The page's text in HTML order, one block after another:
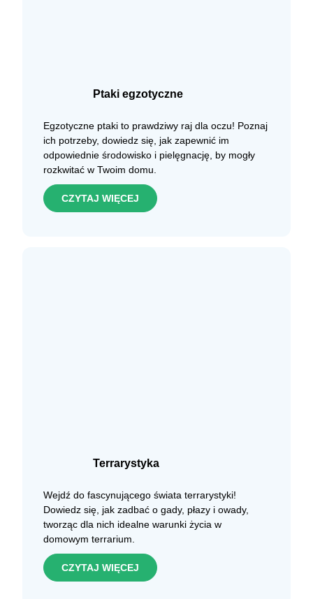
Ptaki egzotyczne
Egzotyczne ptaki to prawdziwy raj dla oczu! Poznaj
ich potrzeby, dowiedz się, jak zapewnić im
odpowiednie środowisko i pielęgnację, by mogły
rozkwitać w Twoim domu.
CZYTAJ WIĘCEJ
Terrarystyka
Wejdź do fascynującego świata terrarystyki!
Dowiedz się, jak zadbać o gady, płazy i owady,
tworząc dla nich idealne warunki życia w
domowym terrarium.
CZYTAJ WIĘCEJ